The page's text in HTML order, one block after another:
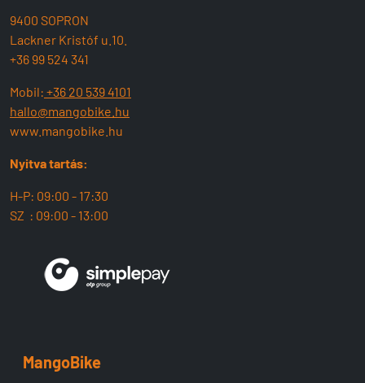
9400 SOPRON
Lackner Kristóf u.10.
+36 99 524 341
Mobil: +36 20 539 4101
hallo@mangobike.hu
www.mangobike.hu
Nyitva tartás:
H-P: 09:00 - 17:30
SZ : 09:00 - 13:00
MangoBike